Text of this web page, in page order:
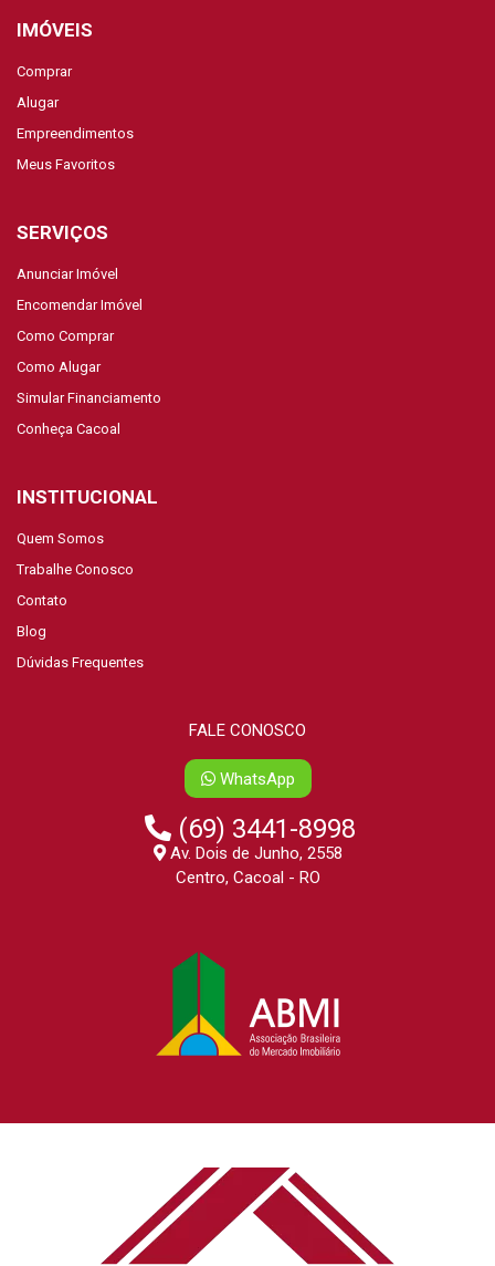
IMÓVEIS
Comprar
Alugar
Empreendimentos
Meus Favoritos
SERVIÇOS
Anunciar Imóvel
Encomendar Imóvel
Como Comprar
Como Alugar
Simular Financiamento
Conheça Cacoal
INSTITUCIONAL
Quem Somos
Trabalhe Conosco
Contato
Blog
Dúvidas Frequentes
FALE CONOSCO
WhatsApp
(69) 3441-8998
Av. Dois de Junho, 2558
Centro, Cacoal - RO